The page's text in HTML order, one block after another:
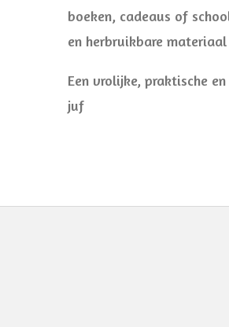
boeken, cadeaus of
en herbruikbare
Een vrolijke, praktische
juf